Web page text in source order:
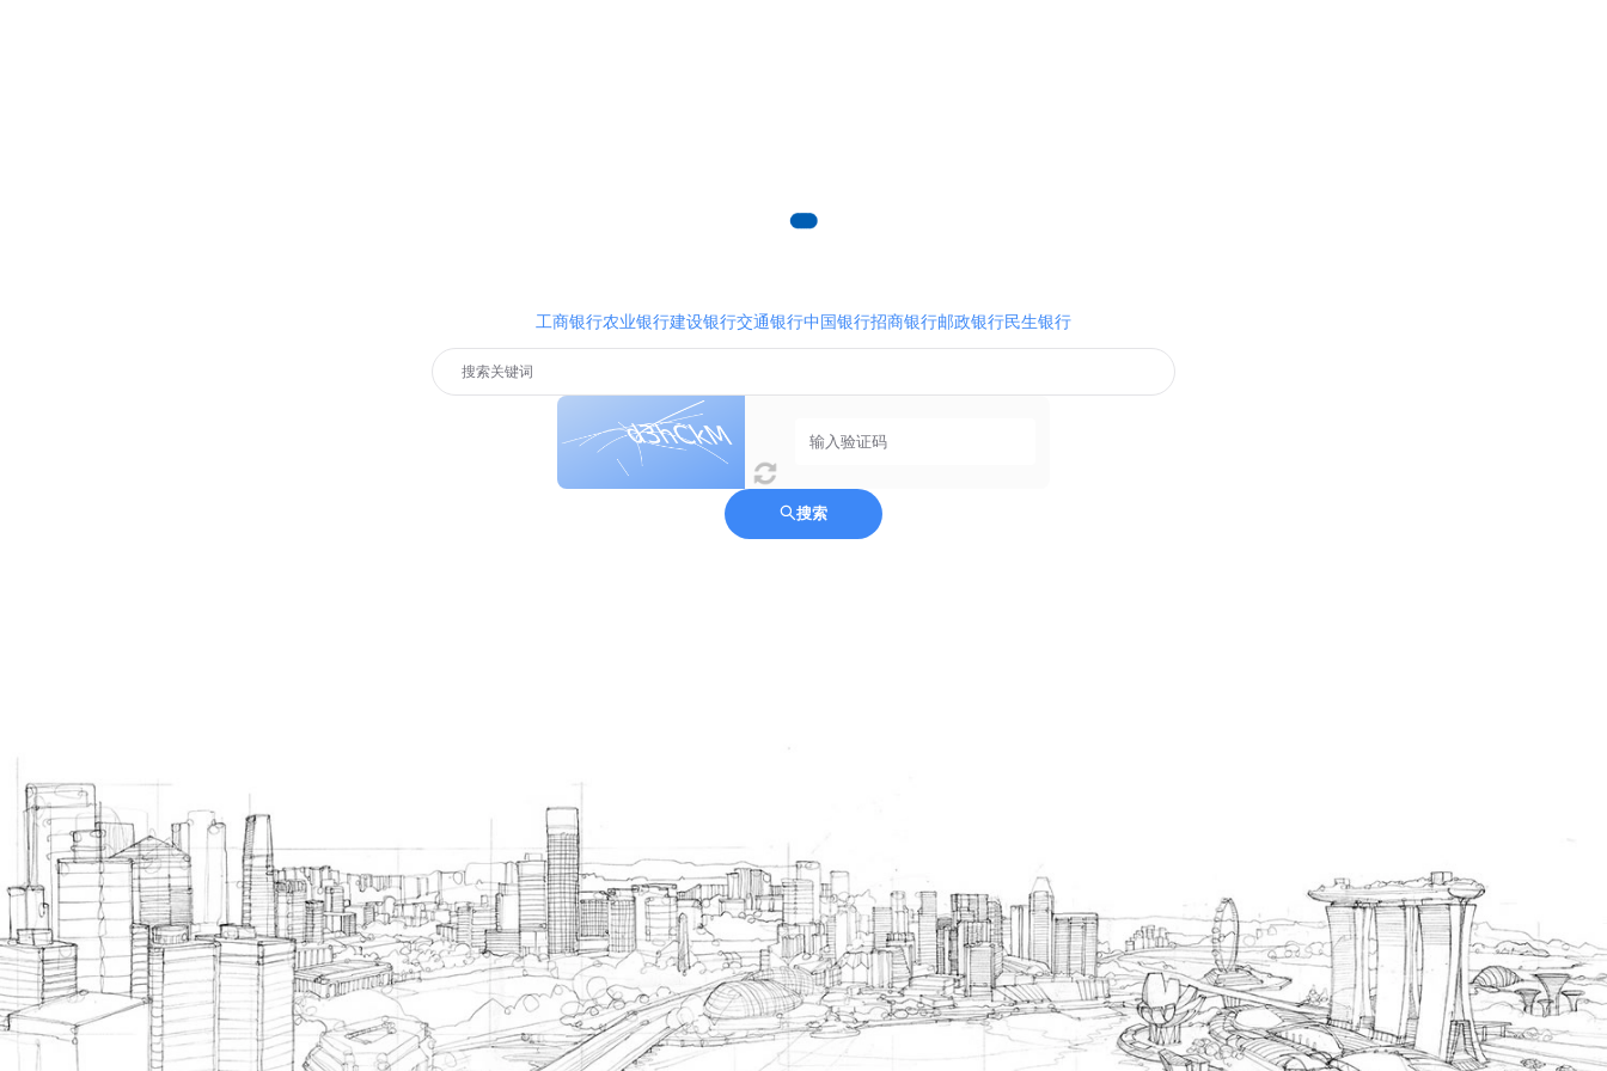
工商银行农业银行建设银行交通银行中国银行招商银行邮政银行民生银行
搜索